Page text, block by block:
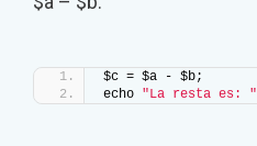
$c = $a - $b;
echo "La resta es: "